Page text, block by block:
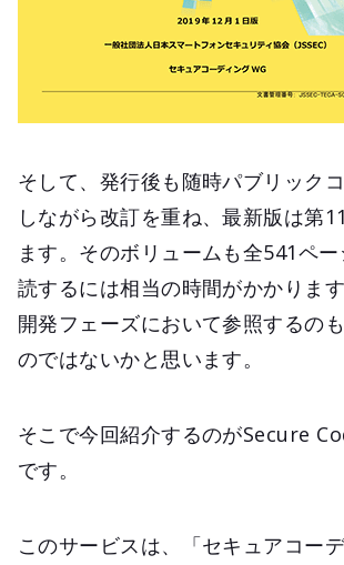
そして、発行後も随時パブリック
しながら改訂を重ね、最新版は第
ます。そのボリュームも全541ペ
読するには相当の時間がかかります
開発フェーズにおいて参照するの
のではないかと思います。
そこで今回紹介するのがSecure
です。
このサービスは、「セキュアコー